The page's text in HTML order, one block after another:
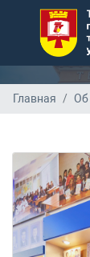
Главная Об